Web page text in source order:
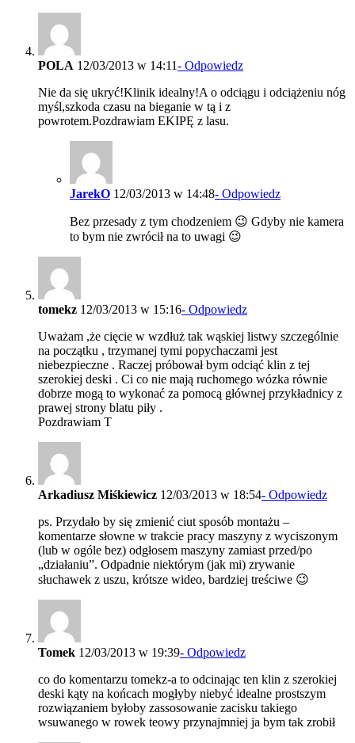
POLA 12/03/2013 w 14:11- Odpowiedz
Nie da się ukryć!Klinik idealny!A o odciągu i odciążeniu nóg
myśl,szkoda czasu na bieganie w tą i z
powrotem.Pozdrawiam EKIPĘ z lasu.
JarekO 12/03/2013 w 14:48- Odpowiedz
Bez przesady z tym chodzeniem 😉 Gdyby nie kamera
to bym nie zwrócił na to uwagi 😉
tomekz 12/03/2013 w 15:16- Odpowiedz
Uważam ,że cięcie w wzdłuż tak wąskiej listwy szczególnie
na początku , trzymanej tymi popychaczami jest
niebezpieczne . Raczej próbował bym odciąć klin z tej
szerokiej deski . Ci co nie mają ruchomego wózka równie
dobrze mogą to wykonać za pomocą głównej przykładnicy z
prawej strony blatu piły .
Pozdrawiam T
Arkadiusz Miśkiewicz 12/03/2013 w 18:54- Odpowiedz
ps. Przydało by się zmienić ciut sposób montażu –
komentarze słowne w trakcie pracy maszyny z wyciszonym
(lub w ogóle bez) odgłosem maszyny zamiast przed/po
„działaniu”. Odpadnie niektórym (jak mi) zrywanie
słuchawek z uszu, krótsze wideo, bardziej treściwe 😉
Tomek 12/03/2013 w 19:39- Odpowiedz
co do komentarzu tomekz-a to odcinając ten klin z szerokiej
deski kąty na końcach mogłyby niebyć idealne prostszym
rozwiązaniem byłoby zassosowanie zacisku takiego
wsuwanego w rowek teowy przynajmniej ja bym tak zrobił